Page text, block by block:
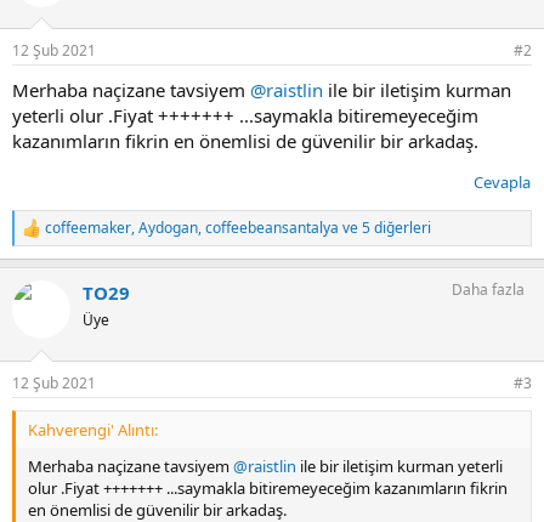
:
12 Şub 2021 #2
Merhaba naçizane tavsiyem @raistlin ile bir iletişim kurman
yeterli olur .Fiyat +++++++ ...saymakla bitiremeyeceğim
kazanımların fikrin en önemlisi de güvenilir bir arkadaş.
Cevapla
T
e
k
:
coffeemaker,Aydogan,coffeebeansantalya ve 5 diğerleri
TO29
Üye
Daha fazla
12 Şub 2021 #3
Kahverengi' Alıntı:
Merhaba naçizane tavsiyem@raistlin ile bir iletişim kurman yeterli
olur .Fiyat +++++++ ...saymakla bitiremeyeceğim kazanımların fikrin
en önemlisi de güvenilir bir arkadaş.